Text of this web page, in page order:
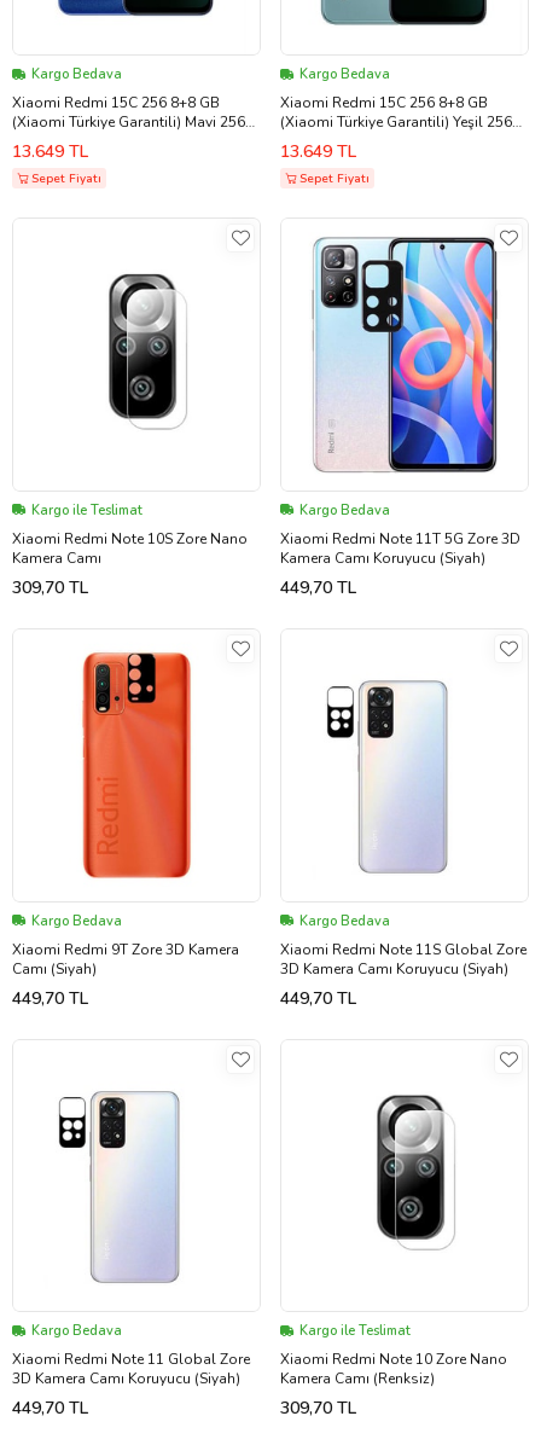
Kargo Bedava
Xiaomi Redmi 15C 256 8+8 GB
(Xiaomi Türkiye Garantili) Mavi 256
GB (Gold)
13.649 TL
Sepet Fiyatı
Kargo Bedava
Xiaomi Redmi 15C 256 8+8 GB
(Xiaomi Türkiye Garantili) Yeşil 256
GB (Gold)
13.649 TL
Sepet Fiyatı
Kargo ile Teslimat
Xiaomi Redmi Note 10S Zore Nano
Kamera Camı
309,70 TL
Kargo Bedava
Xiaomi Redmi Note 11T 5G Zore 3D
Kamera Camı Koruyucu (Siyah)
449,70 TL
Kargo Bedava
Xiaomi Redmi 9T Zore 3D Kamera
Camı (Siyah)
449,70 TL
Kargo Bedava
Xiaomi Redmi Note 11S Global Zore
3D Kamera Camı Koruyucu (Siyah)
449,70 TL
Kargo Bedava
Xiaomi Redmi Note 11 Global Zore
3D Kamera Camı Koruyucu (Siyah)
449,70 TL
Kargo ile Teslimat
Xiaomi Redmi Note 10 Zore Nano
Kamera Camı (Renksiz)
309,70 TL